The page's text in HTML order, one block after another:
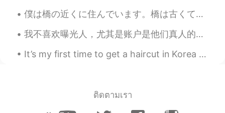
Tks
僕は橋の近くに住んでいます。橋は古くて小さいので、鉄道会社はそれをより大きな橋に交換したいです。橋の周りで住んでいる人々は、大きな橋を恐れて抗議しています。抗議の面白い方法の一つは、将来の大きな...
我不喜欢曝光人，尤其是账户是他们真人的话，但我每一次看一个人在别人的动态下写"I can teach you English"我有一些疑问。他们是想要还是误导人? 他们是不是想要找下一个受害者？...
It’s my first time to get a haircut in Korea and one of the first times my hair has been this sho...
ติดตามเรา